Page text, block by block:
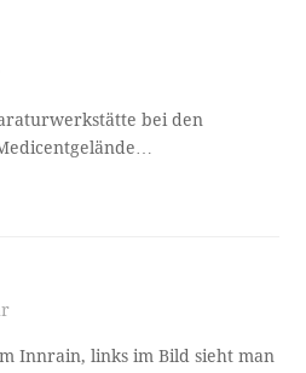
bei den
Innrain, links im Bild sieht man